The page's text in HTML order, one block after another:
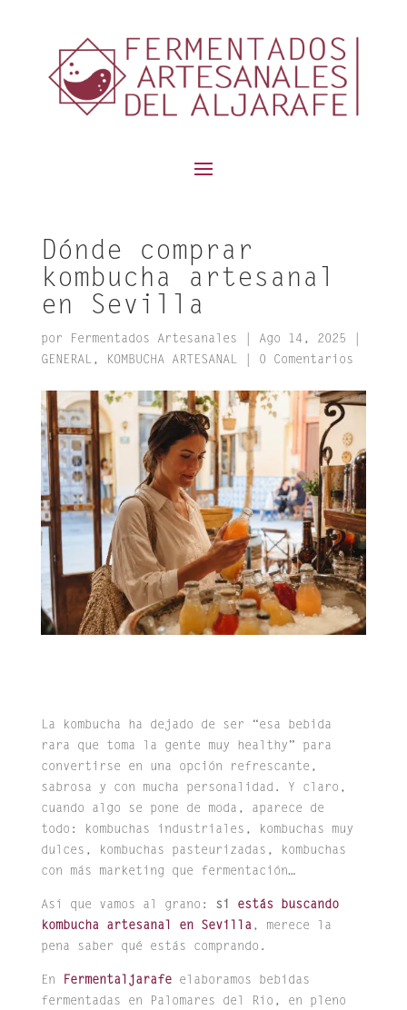
Dónde comprar
kombucha artesanal
en Sevilla
por Fermentados Artesanales Ago 14, 2025
GENERAL, KOMBUCHA ARTESANAL| 0 Comentarios
La kombucha ha dejado de ser “esa bebida
rara que toma la gente muy healthy” para
convertirse en una opción refrescante,
sabrosa y con mucha personalidad. Y claro,
cuando algo se pone de moda, aparece de
todo: kombuchas industriales, kombuchas muy
dulces, kombuchas pasteurizadas, kombuchas
con más marketing que fermentación…
Así que vamos al grano: si estás buscando
kombucha artesanal en Sevilla , merece la
pena saber qué estás comprando.
En Fermentaljarafeelaboramos bebidas
fermentadas en Palomares del Río, en pleno